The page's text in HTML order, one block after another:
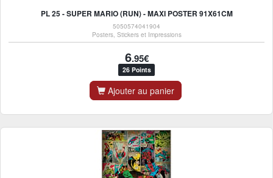
PL 25 - SUPER MARIO (RUN) - MAXI POSTER 91X61CM
5050574041904
Posters, Stickers et Impressions
6.95€
26 Points
Ajouter au panier